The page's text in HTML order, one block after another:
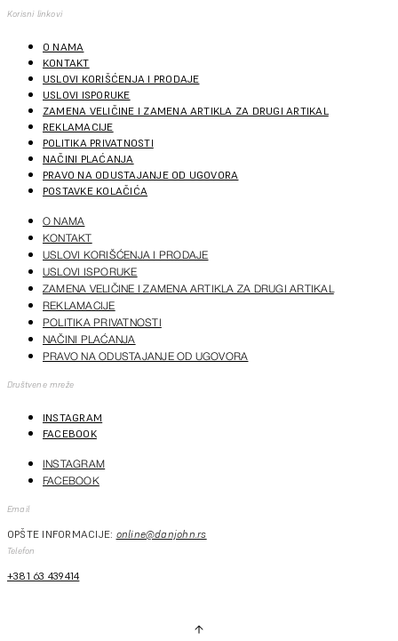
Korisni linkovi
O NAMA
KONTAKT
USLOVI KORIŠĆENJA I PRODAJE
USLOVI ISPORUKE
ZAMENA VELIČINE I ZAMENA ARTIKLA ZA DRUGI ARTIKAL
REKLAMACIJE
POLITIKA PRIVATNOSTI
NAČINI PLAĆANJA
PRAVO NA ODUSTAJANJE OD UGOVORA
POSTAVKE KOLAČIĆA
O NAMA
KONTAKT
USLOVI KORIŠĆENJA I PRODAJE
USLOVI ISPORUKE
ZAMENA VELIČINE I ZAMENA ARTIKLA ZA DRUGI ARTIKAL
REKLAMACIJE
POLITIKA PRIVATNOSTI
NAČINI PLAĆANJA
PRAVO NA ODUSTAJANJE OD UGOVORA
Društvene mreže
INSTAGRAM
FACEBOOK
INSTAGRAM
FACEBOOK
Email
OPŠTE INFORMACIJE: online@danjohn.rs
Telefon
+381 63 439414